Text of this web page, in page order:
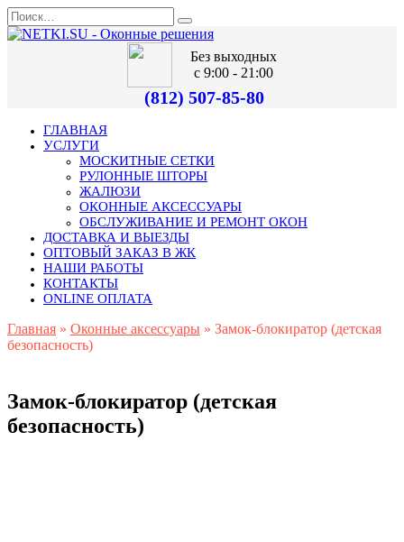
Без выходных
с 9:00 - 21:00
(812) 507-85-80
ГЛАВНАЯ
УСЛУГИ
МОСКИТНЫЕ СЕТКИ
РУЛОННЫЕ ШТОРЫ
ЖАЛЮЗИ
ОКОННЫЕ АКСЕССУАРЫ
ОБСЛУЖИВАНИЕ И РЕМОНТ ОКОН
ДОСТАВКА И ВЫЕЗДЫ
ОПТОВЫЙ ЗАКАЗ В ЖК
НАШИ РАБОТЫ
КОНТАКТЫ
ONLINE ОПЛАТА
Главная » Оконные аксессуары » Замок-блокиратор (детская
безопасность)
Замок-блокиратор (детская
безопасность)